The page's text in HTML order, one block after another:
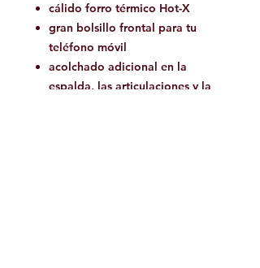
cálido forro térmico Hot-X
gran bolsillo frontal para tu
teléfono móvil
acolchado adicional en la
espalda, las articulaciones y la